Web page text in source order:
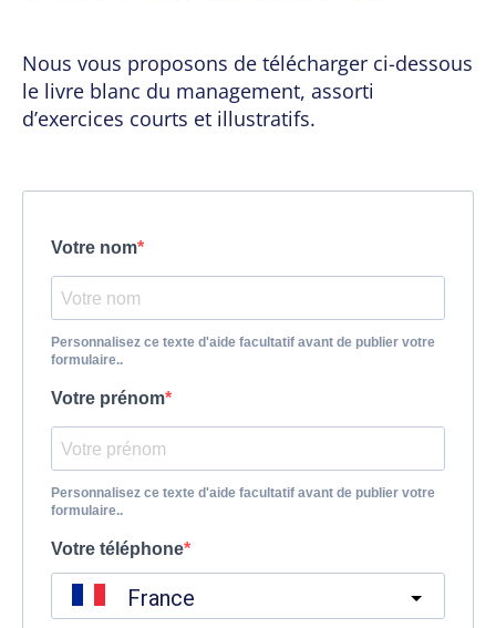
Nous vous proposons de télécharger ci-dessous
le livre blanc du management, assorti
d’exercices courts et illustratifs.
Votre nom
Personnalisez ce texte d'aide facultatif avant de publier votre
formulaire..
Votre prénom
Personnalisez ce texte d'aide facultatif avant de publier votre
formulaire..
Votre téléphone
France